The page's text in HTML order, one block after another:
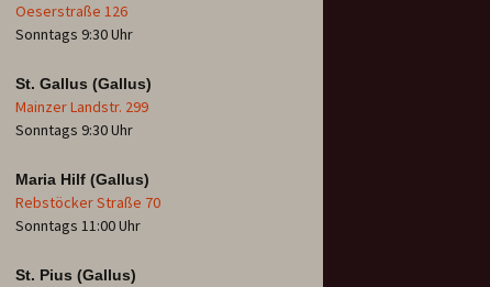
Oeserstraße 126
Sonntags 9:30 Uhr
St. Gallus (Gallus)
Mainzer Landstr. 299
Sonntags 9:30 Uhr
Maria Hilf (Gallus)
Rebstöcker Straße 70
Sonntags 11:00 Uhr
St. Pius (Gallus)